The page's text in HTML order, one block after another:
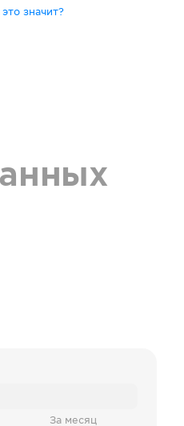
значит?
За месяц